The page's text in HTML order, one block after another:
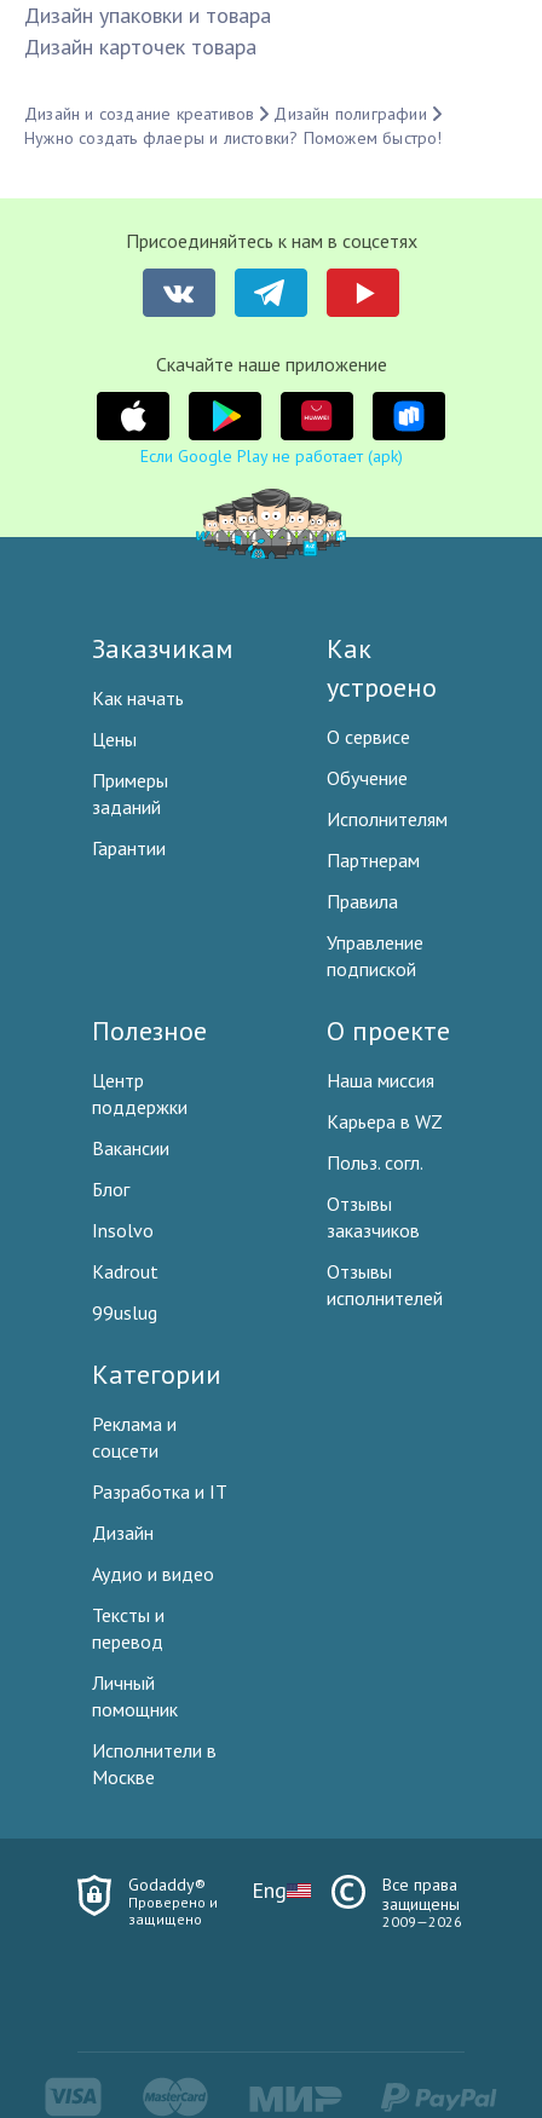
Дизайн упаковки и товара
Дизайн карточек товара
Дизайн и создание креативов
Дизайн полиграфии
Нужно создать флаеры и листовки? Поможем быстро!
Присоединяйтесь к нам в соцсетях
Cкачайте наше приложение
Если Google Play не работает (apk)
Заказчикам
Как начать
Цены
Примеры
заданий
Гарантии
Как
устроено
О сервисе
Обучение
Исполнителям
Партнерам
Правила
Управление
подпиской
Полезное
Центр
поддержки
Вакансии
Блог
Insolvo
Kadrout
99uslug
О проекте
Наша миссия
Карьера в WZ
Польз. согл.
Отзывы
заказчиков
Отзывы
исполнителей
Категории
Реклама и
соцсети
Разработка и IT
Дизайн
Аудио и видео
Тексты и
перевод
Личный
помощник
Исполнители в
Москве
Godaddy®
Проверено и
защищено
Eng
Все права
защищены
2009—2026